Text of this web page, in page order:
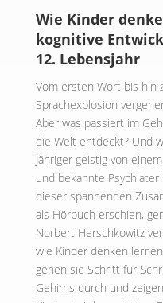
Wie Kinder
kognitive
12. Lebensjahr
​Vom ersten Wort bis hin
Sprachexplosion
Aber was passiert im
die Welt entdeckt? Und
Jähriger geistig von
und bekannte
dieser spannenden
als Hörbuch erschien,
Norbert Herschkowitz
wie Kinder denken
gehen sie Schritt für
Gehirns durch und